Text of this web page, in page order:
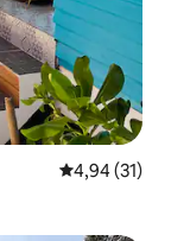
Classificação
4,94 (31)